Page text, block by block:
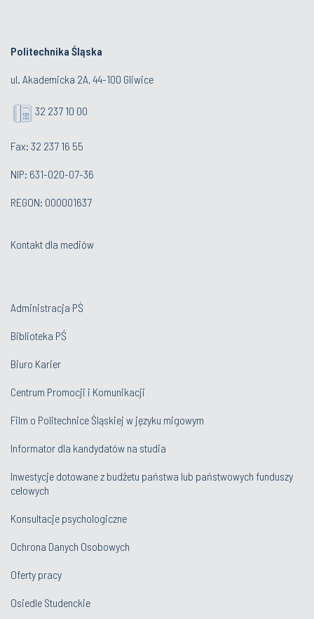
Politechnika Śląska
ul. Akademicka 2A, 44-100 Gliwice
32 237 10 00
Fax: 32 237 16 55
NIP: 631-020-07-36
REGON: 000001637
Kontakt dla mediów
Administracja PŚ
Biblioteka PŚ
Biuro Karier
Centrum Promocji i Komunikacji
Film o Politechnice Śląskiej w języku migowym
Informator dla kandydatów na studia
Inwestycje dotowane z budżetu państwa lub państwowych funduszy
celowych
Konsultacje psychologiczne
Ochrona Danych Osobowych
Oferty pracy
Osiedle Studenckie